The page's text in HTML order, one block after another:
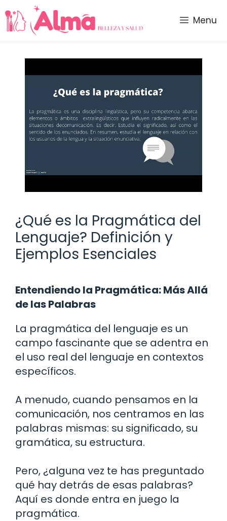
Saltar
al
contenido
Menu
¿Qué es la Pragmática del
Lenguaje? Definición y
Ejemplos Esenciales
Entendiendo la Pragmática: Más Allá
de las Palabras
La pragmática del lenguaje es un
campo fascinante que se adentra en
el uso real del lenguaje en contextos
específicos.
A menudo, cuando pensamos en la
comunicación, nos centramos en las
palabras mismas: su significado, su
gramática, su estructura.
Pero, ¿alguna vez te has preguntado
qué hay detrás de esas palabras?
Aquí es donde entra en juego la
pragmática.